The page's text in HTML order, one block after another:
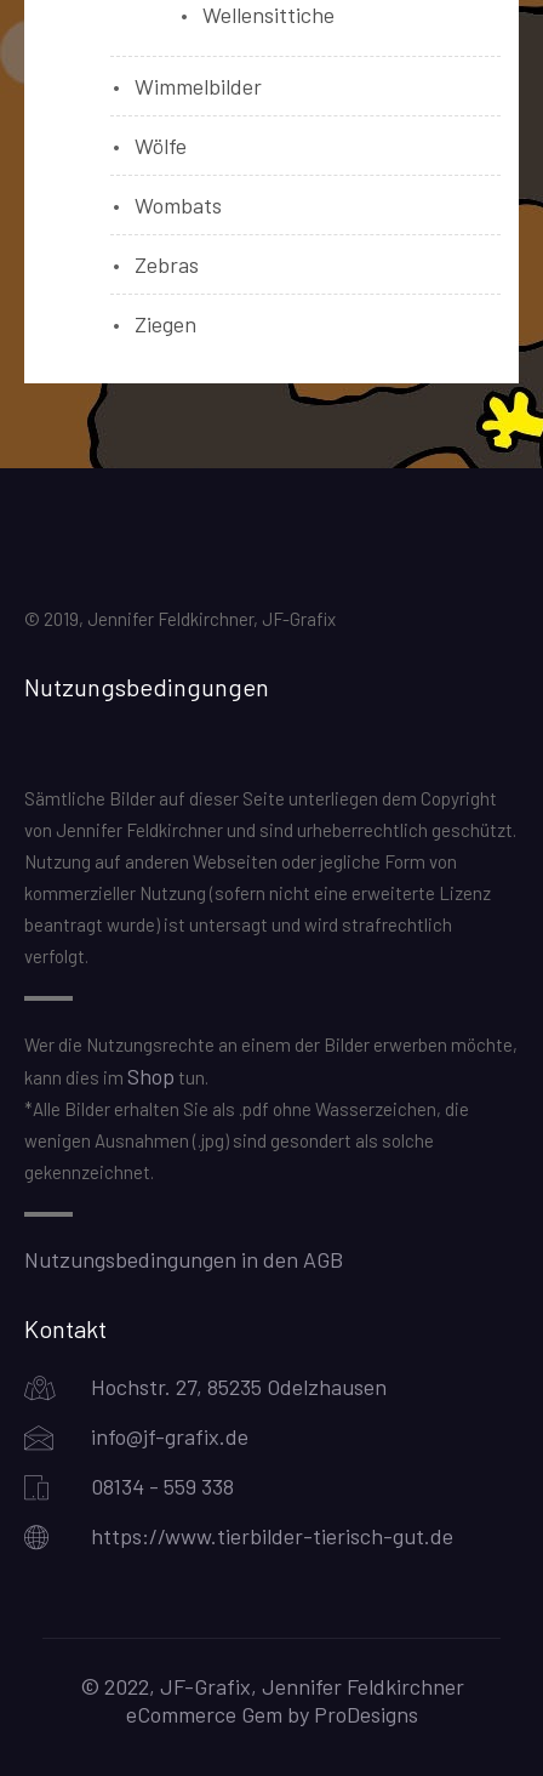
Wellensittiche
Wimmelbilder
Wölfe
Wombats
Zebras
Ziegen
© 2019, Jennifer Feldkirchner, JF-Grafix
Nutzungsbedingungen
Sämtliche Bilder auf dieser Seite unterliegen dem Copyright
von Jennifer Feldkirchner und sind urheberrechtlich geschützt.
Nutzung auf anderen Webseiten oder jegliche Form von
kommerzieller Nutzung (sofern nicht eine erweiterte Lizenz
beantragt wurde) ist untersagt und wird strafrechtlich
verfolgt.
Wer die Nutzungsrechte an einem der Bilder erwerben möchte,
kann dies im Shop tun.
*Alle Bilder erhalten Sie als .pdf ohne Wasserzeichen, die
wenigen Ausnahmen (.jpg) sind gesondert als solche
gekennzeichnet.
Nutzungsbedingungen in den AGB
Kontakt
Hochstr. 27, 85235 Odelzhausen
info@jf-grafix.de
08134 - 559 338
https://www.tierbilder-tierisch-gut.de
© 2022, JF-Grafix, Jennifer Feldkirchner
eCommerce Gem by ProDesigns